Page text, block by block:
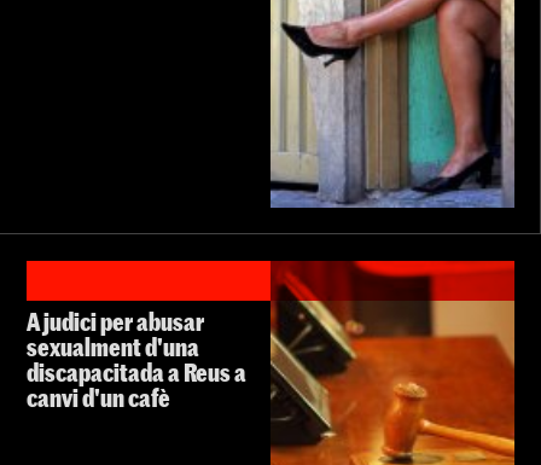
A judici per abusar
sexualment d'una
discapacitada a Reus a
canvi d'un cafè